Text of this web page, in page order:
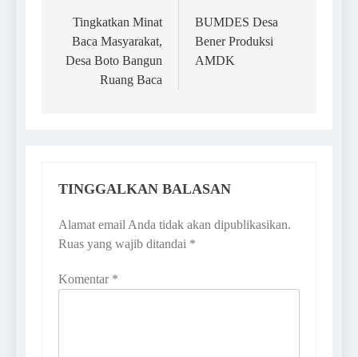
pos
Tingkatkan Minat
Baca Masyarakat,
Desa Boto Bangun
Ruang Baca
BUMDES Desa
Bener Produksi
AMDK
TINGGALKAN BALASAN
Alamat email Anda tidak akan dipublikasikan.
Ruas yang wajib ditandai *
Komentar *